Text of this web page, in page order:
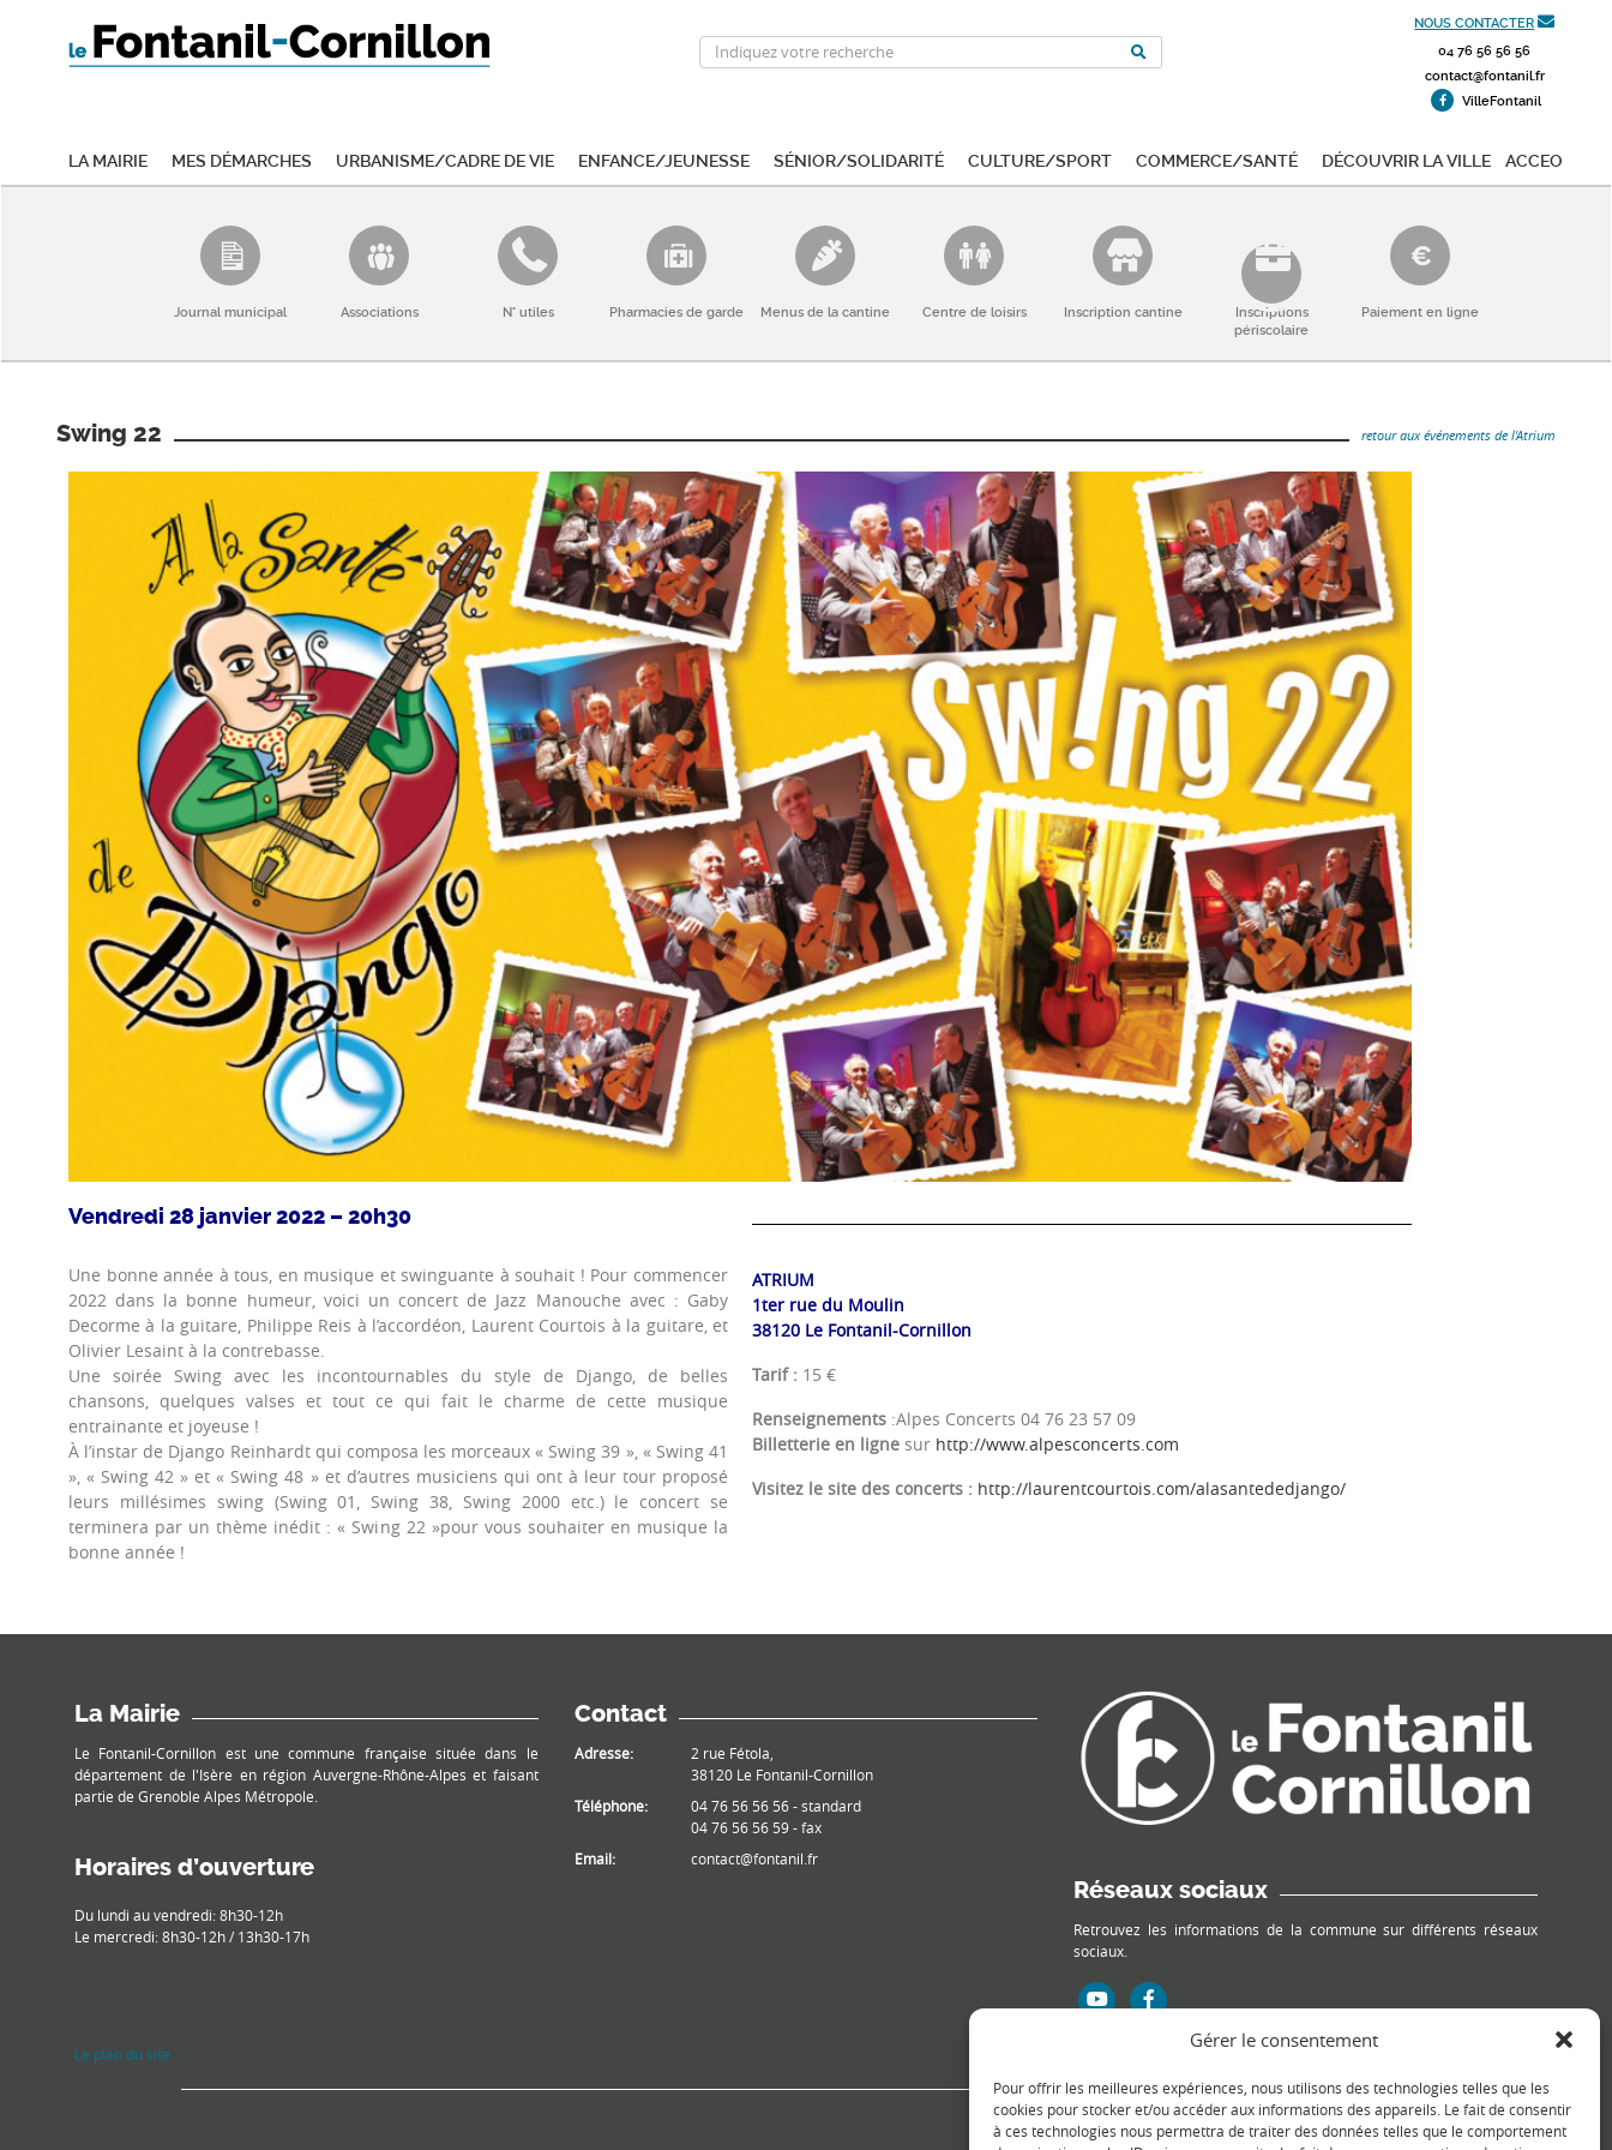
Gérer le consentement
Pour offrir les meilleures expériences, nous utilisons des technologies telles que les
cookies pour stocker et/ou accéder aux informations des appareils. Le fait de consentir
à ces technologies nous permettra de traiter des données telles que le comportement
NOUS CONTACTER
04 76 56 56 56
contact@fontanil.fr
VilleFontanil
La mairie Mes démarches Urbanisme/Cadre de vie Enfance/Jeunesse Sénior/Solidarité Culture/Sport Commerce/Santé Découvrir la ville ACCEO
Journal municipal Associations N° utiles Pharmacies de garde Menus de la cantine Centre de loisirs Inscription cantine
Inscriptions
périscolaire
Paiement en ligne
Swing 22 retour aux événements de l'Atrium
Vendredi 28 janvier 2022 – 20h30
Une bonne année à tous, en musique et swinguante à souhait ! Pour commencer
2022 dans la bonne humeur, voici un concert de Jazz Manouche avec : Gaby
Decorme à la guitare, Philippe Reis à l’accordéon, Laurent Courtois à la guitare, et
Olivier Lesaint à la contrebasse.
Une soirée Swing avec les incontournables du style de Django, de belles
chansons, quelques valses et tout ce qui fait le charme de cette musique
entrainante et joyeuse !
À l’instar de Django Reinhardt qui composa les morceaux « Swing 39 », « Swing 41
», « Swing 42 » et « Swing 48 » et d’autres musiciens qui ont à leur tour proposé
leurs millésimes swing (Swing 01, Swing 38, Swing 2000 etc.) le concert se
terminera par un thème inédit : « Swing 22 »pour vous souhaiter en musique la
bonne année !
ATRIUM
1ter rue du Moulin
38120 Le Fontanil-Cornillon
Tarif : 15 €
Renseignements :Alpes Concerts 04 76 23 57 09
Billetterie en ligne sur http://www.alpesconcerts.com
Visitez le site des concerts : http://laurentcourtois.com/alasantededjango/
La Mairie
Le Fontanil-Cornillon est une commune française située dans le
département de l'Isère en région Auvergne-Rhône-Alpes et faisant
partie de Grenoble Alpes Métropole.
Horaires d’ouverture
Du lundi au vendredi: 8h30-12h
Le mercredi: 8h30-12h / 13h30-17h
Contact
Adresse:
2 rue Fétola,
38120 Le Fontanil-Cornillon
Téléphone:
04 76 56 56 56 - standard
04 76 56 56 59 - fax
Email:
contact@fontanil.fr
Réseaux sociaux
Retrouvez les informations de la commune sur différents réseaux
sociaux.
Le plan du site